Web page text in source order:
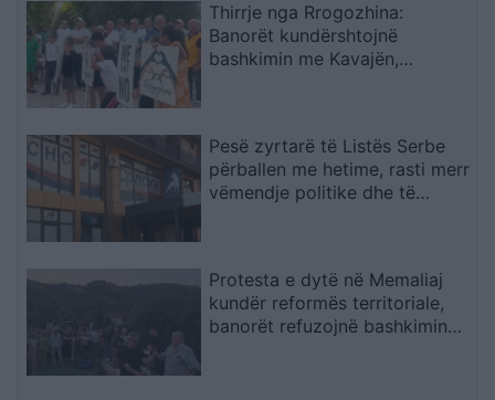
Thirrje nga Rrogozhina:
Banorët kundërshtojnë
bashkimin me Kavajën,
Pesë zyrtarë të Listës Serbe
përballen me hetime, rasti merr
vëmendje politike dhe të
Protesta e dytë në Memaliaj
kundër reformës territoriale,
banorët refuzojnë bashkimin